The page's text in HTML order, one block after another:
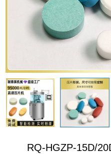
RQ-HGZP-15D/